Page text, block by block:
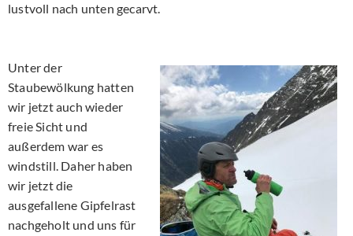
lustvoll nach unten gecarvt.
Unter der
Staubewölkung hatten
wir jetzt auch wieder
freie Sicht und
außerdem war es
windstill. Daher haben
wir jetzt die
ausgefallene Gipfelrast
nachgeholt und uns für